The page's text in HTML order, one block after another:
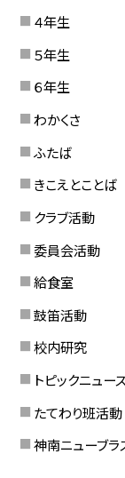
４年生
５年生
６年生
わかくさ
ふたば
きこえとことば
クラブ活動
委員会活動
給食室
鼓笛活動
校内研究
トピックニュース
たてわり班活動
神南ニューブラ